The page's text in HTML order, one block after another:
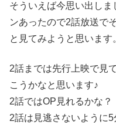
そういえば今思い出し
ンあったので2話放送で
と見てみようと思います
2話までは先行上映で見
こうかなと思います♪
2話ではOP見れるかな？
2話は見逃さないように